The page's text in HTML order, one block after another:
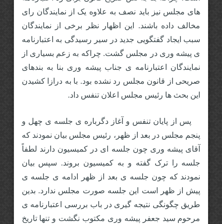
های مجلس نیز باید نصف به علاوه یک از نمایندگان رای
مخالف داده باشند. این اظهار نظر برخی از نمایندگان
سبب ایجاد گفتگویی جدید در سیر رسیدگی به اعتبارنامه
ی پیشه وری در مجلس گشت. چراکه به زعم بسیاری از
نمایندگان اعتبارنامه ی جناب پیشه وری بنا به بندهای
صریحی از قانون مجلس رد نشده بود. با به درازا کشیدن
این بحث ها رئیس مجلس اعلان تنفس داد.
پس از پایان تنفس و آغاز دگرباره ی جلسه ی چهل و
پنجم مجلس در بعد از ظهر، رئیس مجلس بیان نمودند که
آقای پیشه وری چون جلسه ای در کمیسیون دارند لطفاً
جلسه را ترک گفته و به کمیسیون بروند. سپس بیان
نمودند که چون جلسه ی بعد از ظهر ادامه ی جلسه ی
پیش از ظهر است این جلسه صورت مجلس ندارد. بدین
طریق چگونگی نتیجه گیری در باب بررسی اعتبارنامه ی
مرحوم سید جعفر پیشه وری مکتوب نگشت و تنها تاریخ